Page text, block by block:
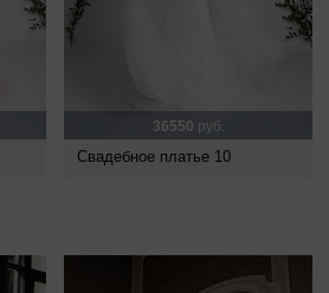
36550 руб.
Свадебное платье 10